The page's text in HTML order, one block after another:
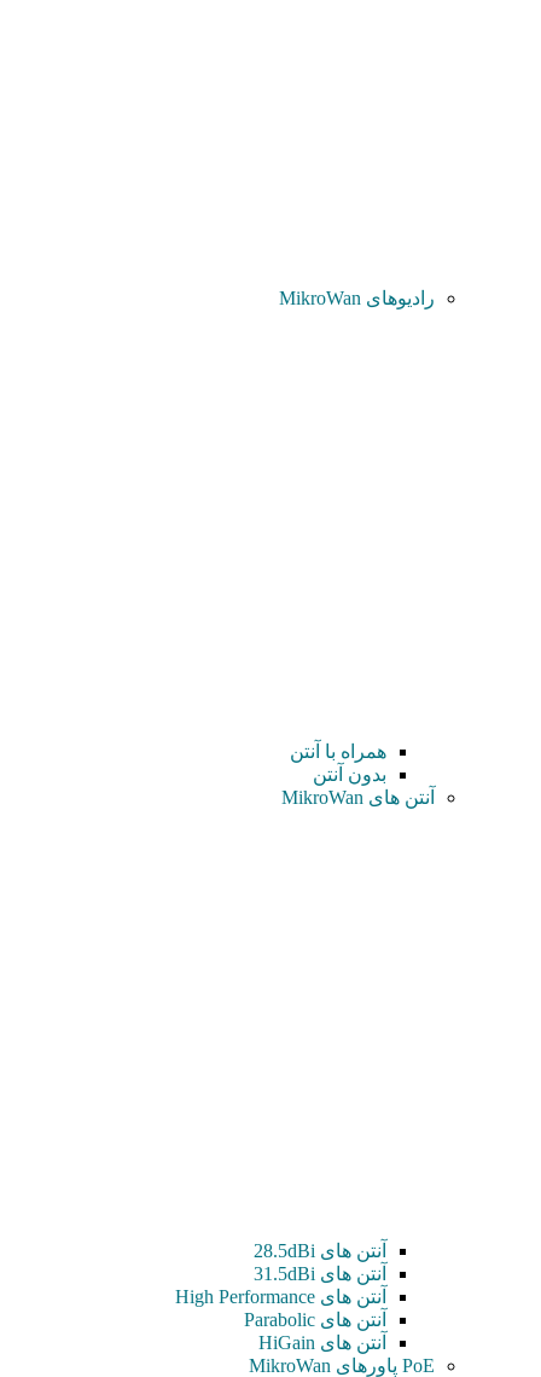
رادیوهای MikroWan
همراه با آنتن
بدون آنتن
آنتن های MikroWan
آنتن های 28.5dBi
آنتن های 31.5dBi
آنتن های High Performance
آنتن های Parabolic
آنتن های HiGain
PoE پاورهای MikroWan